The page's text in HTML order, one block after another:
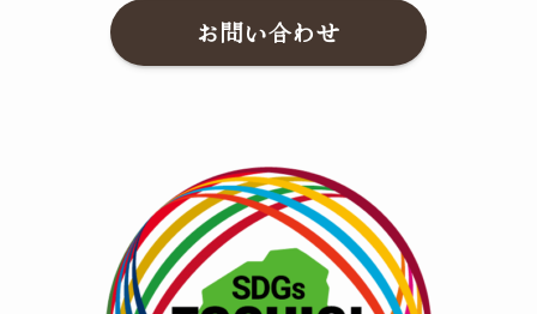
お問い合わせ